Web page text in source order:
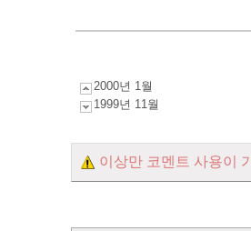
2000년 1월
1999년 11월
이상만 코멘트 사용이